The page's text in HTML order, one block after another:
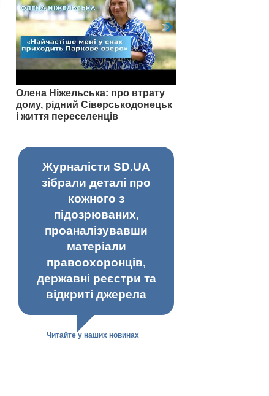
Олена Ніжельська: про втрату
дому, рідний Сіверськодонецьк
і життя переселенців
Журналісти SD.UA
зібрали деталі про
кожного з
підозрюваних,
проаналізувавши
матеріали
правоохоронців,
державні реєстри та
відкриті джерела
Читайте у наших новинах